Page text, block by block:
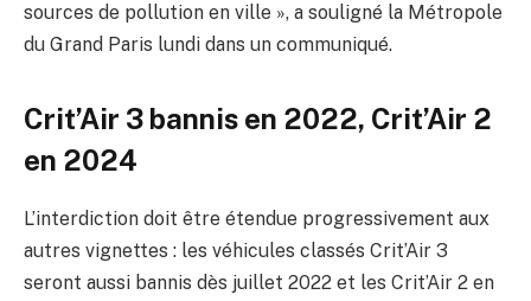
sources de pollution en ville », a souligné la Métropole
du Grand Paris lundi dans un communiqué.
Crit’Air 3 bannis en 2022, Crit’Air 2
en 2024
L’interdiction doit être étendue progressivement aux
autres vignettes : les véhicules classés Crit’Air 3
seront aussi bannis dès juillet 2022 et les Crit’Air 2 en